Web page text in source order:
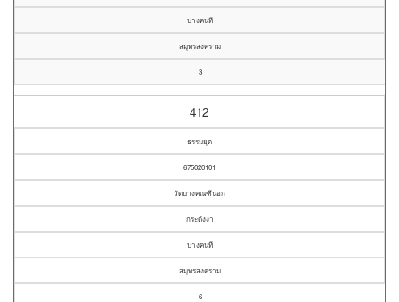
บางคนที
สมุทรสงคราม
3
412
ธรรมยุต
675020101
วัดบางคณฑีนอก
กระดังงา
บางคนที
สมุทรสงคราม
6